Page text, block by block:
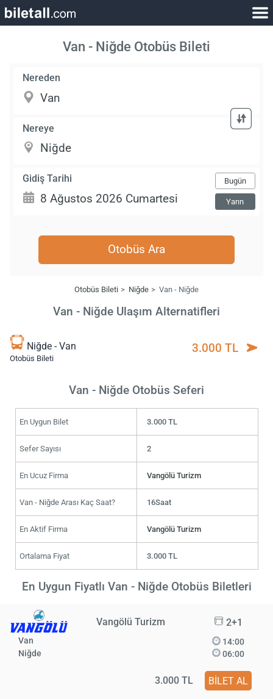
Van - Niğde Otobüs Bileti
Nereden
Nereye
Gidiş Tarihi Bugün
Yarın
Otobüs Ara
Otobüs Bileti Niğde Van - Niğde
Van - Niğde Ulaşım Alternatifleri
Niğde - Van
Otobüs Bileti
3.000 TL
Van - Niğde Otobüs Seferi
En Uygun Bilet 3.000 TL
Sefer Sayısı 2
En Ucuz Firma Vangölü Turizm
Van - Niğde Arası Kaç Saat? 16Saat
En Aktif Firma Vangölü Turizm
Ortalama Fiyat 3.000 TL
En Uygun Fiyatlı Van - Niğde Otobüs Biletleri
Vangölü Turizm 2+1
Van
Niğde
14:00
06:00
3.000 TL BİLET AL